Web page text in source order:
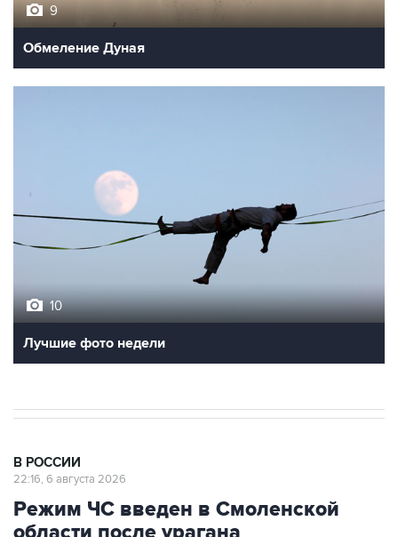
9
Обмеление Дуная
10
Лучшие фото недели
В РОССИИ
22:16, 6 августа 2026
Режим ЧС введен в Смоленской